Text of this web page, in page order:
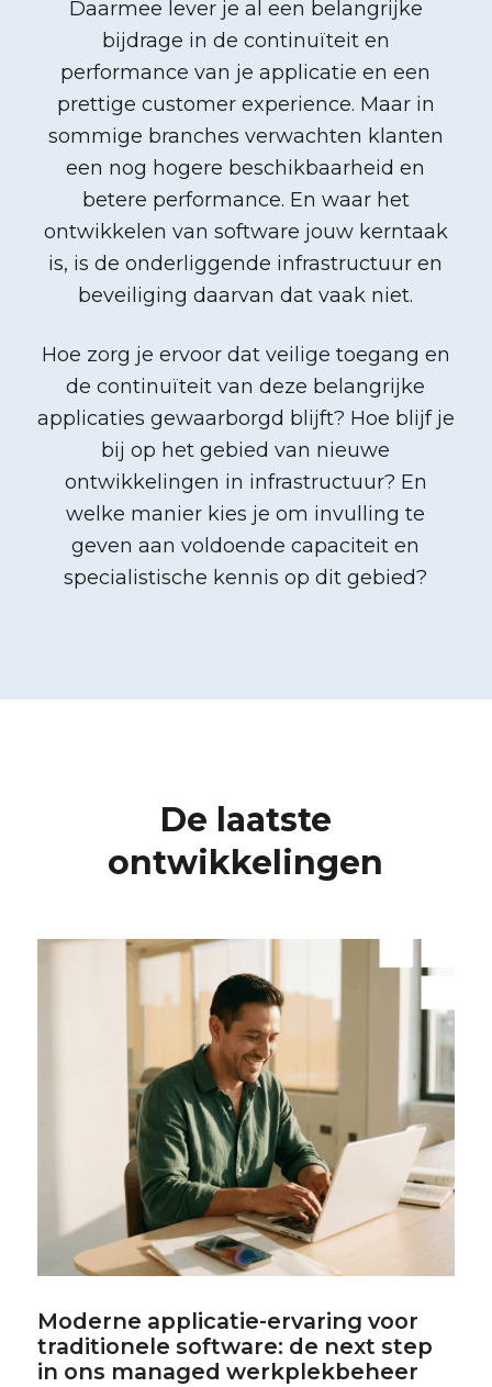
Daarmee lever je al een belangrijke
bijdrage in de continuïteit en
performance van je applicatie en een
prettige customer experience. Maar in
sommige branches verwachten klanten
een nog hogere beschikbaarheid en
betere performance. En waar het
ontwikkelen van software jouw kerntaak
is, is de onderliggende infrastructuur en
beveiliging daarvan dat vaak niet.
Hoe zorg je ervoor dat veilige toegang en
de continuïteit van deze belangrijke
applicaties gewaarborgd blijft? Hoe blijf je
bij op het gebied van nieuwe
ontwikkelingen in infrastructuur? En
welke manier kies je om invulling te
geven aan voldoende capaciteit en
specialistische kennis op dit gebied?
De laatste
ontwikkelingen
Moderne applicatie-ervaring voor
traditionele software: de next step
in ons managed werkplekbeheer